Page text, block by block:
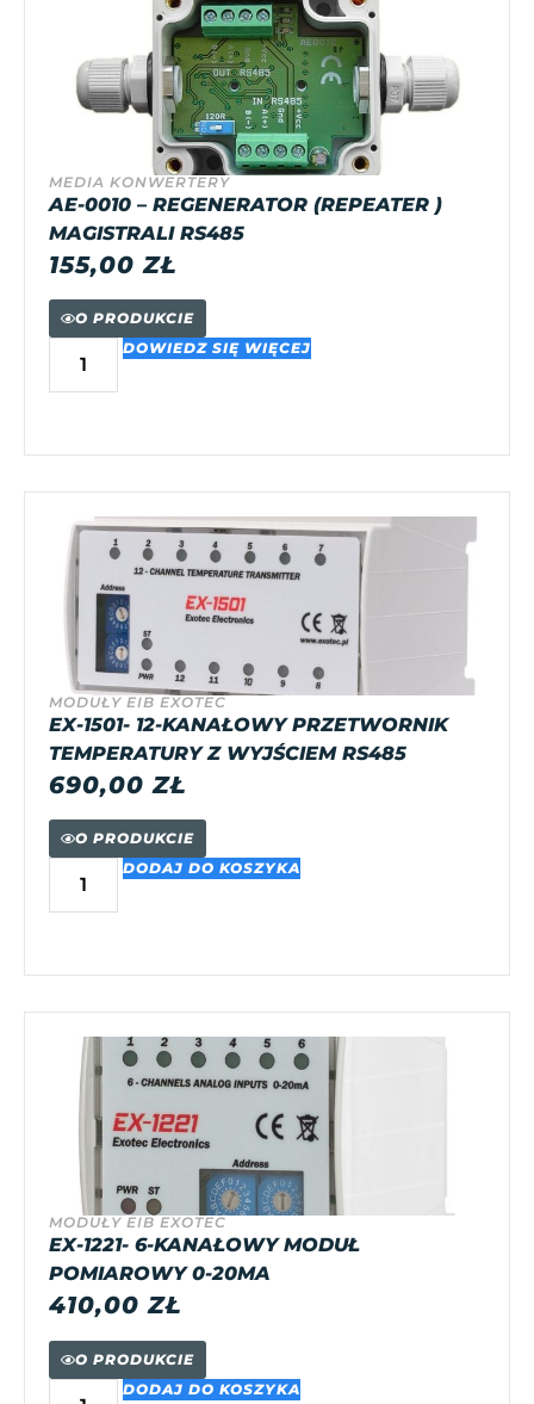
MEDIA KONWERTERY
AE-0010 – REGENERATOR (REPEATER )
MAGISTRALI RS485
155,00ZŁ
O PRODUKCIE
DOWIEDZ SIĘ WIĘCEJ
MODUŁY EIB EXOTEC
EX-1501- 12-KANAŁOWY PRZETWORNIK
TEMPERATURY Z WYJŚCIEM RS485
690,00ZŁ
O PRODUKCIE
DODAJ DO KOSZYKA
MODUŁY EIB EXOTEC
EX-1221- 6-KANAŁOWY MODUŁ
POMIAROWY 0-20MA
410,00ZŁ
O PRODUKCIE
DODAJ DO KOSZYKA